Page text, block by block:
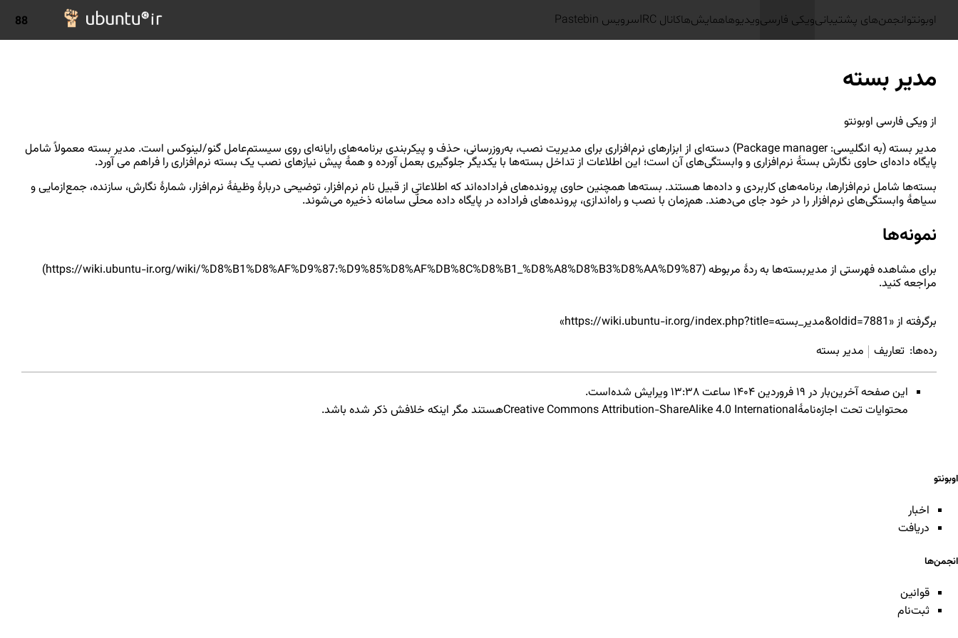
88 اوبونتوانجمن‌های پشتیبانیویکی فارسیویدیوهاهمایش‌هاکانال IRC سرویس Pastebin
مدیر بسته
از ویکی فارسی اوبونتو
مدیر بسته (به انگلیسی:‌ Package manager) دسته‌ای از ابزارهای نرم‌افزاری برای مدیریت نصب، به‌روزرسانی، حذف و پیکربندی برنامه‌های رایانه‌ای روی سیستم‌عامل گنو/لینوکس است. مدیر بسته معمولاً شامل
پایگاه داده‌ای حاوی نگارش بستهٔ نرم‌افزاری و وابستگی‌های آن است؛ این اطلاعات از تداخل بسته‌ها با یکدیگر جلوگیری بعمل آورده و همهٔ پیش نیازهای نصب یک بسته نرم‌افزاری را فراهم می آورد.
بسته‌ها شامل نرم‌افزارها، برنامه‌های کاربردی و داده‌ها هستند. بسته‌ها همچنین حاوی پرونده‌های فراداده‌اند که اطلاعاتی از قبیل نام نرم‌افزار، توضیحی دربارهٔ وظیفهٔ نرم‌افزار، شمارهٔ نگارش، سازنده، جمع‌ازمایی و
سیاههٔ وابستگی‌های نرم‌افزار را در خود جای می‌دهند. هم‌زمان با نصب و راه‌اندازی، پرونده‌های فراداده در پایگاه داده محلّی سامانه ذخیره می‌شوند.
نمونه‌ها
برای مشاهده فهرستی از مدیربسته‌ها بهردهٔ مربوطه
مراجعه کنید.
برگرفته از «https://wiki.ubuntu-ir.org/index.php?title=مدیر_بسته&oldid=7881
»
رده‌ها: تعاریف مدیر بسته
این صفحه آخرین‌بار در ‏۱۹ فروردین ۱۴۰۴ ساعت ‏۱۳:۳۸ ویرایش شده‌است.
محتوایات تحت اجازه‌نامهٔCreative Commons Attribution-ShareAlike 4.0 Internationalهستند مگر اینکه خلافش ذکر شده باشد.
اوبونتو
اخبار
دریافت
انجمن‌ها
قوانین
ثبت‌نام